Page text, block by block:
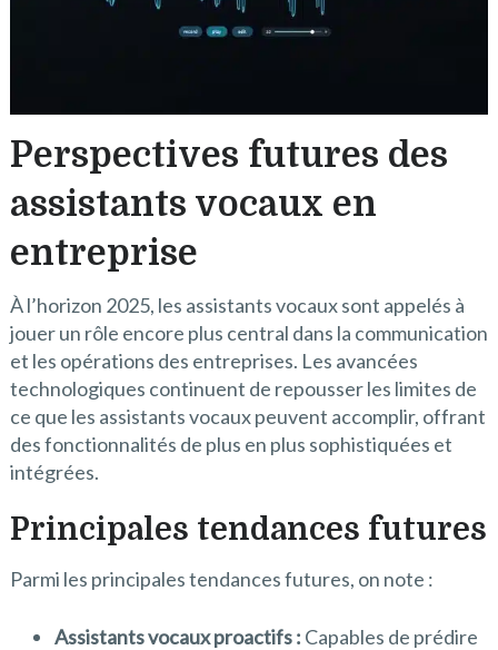
Perspectives futures des
assistants vocaux en
entreprise
À l’horizon 2025, les assistants vocaux sont appelés à
jouer un rôle encore plus central dans la communication
et les opérations des entreprises. Les avancées
technologiques continuent de repousser les limites de
ce que les assistants vocaux peuvent accomplir, offrant
des fonctionnalités de plus en plus sophistiquées et
intégrées.
Principales tendances futures
Parmi les principales tendances futures, on note :
Assistants vocaux proactifs : Capables de prédire